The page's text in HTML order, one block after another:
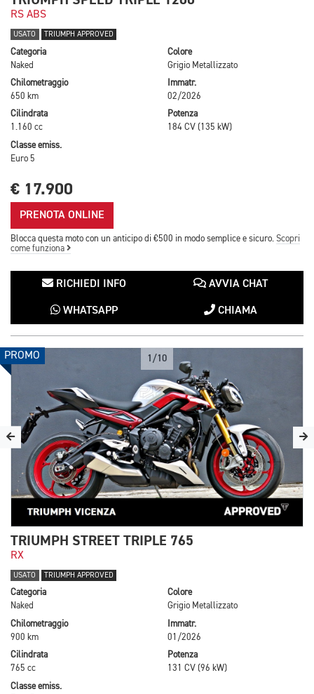
RS ABS
USATO TRIUMPH APPROVED
Categoria
Naked
Colore
Grigio Metallizzato
Chilometraggio
650 km
Immatr.
02/2026
Cilindrata
1.160 cc
Potenza
184 CV (135 kW)
Classe emiss.
Euro 5
€ 17.900
PRENOTA ONLINE
Blocca questa moto con un anticipo di €500 in modo semplice e sicuro. Scopri
come funziona
RICHIEDI INFO AVVIA CHAT
WHATSAPP CHIAMA
PROMO 1/10
TRIUMPH STREET TRIPLE 765
RX
USATO TRIUMPH APPROVED
Categoria
Naked
Colore
Grigio Metallizzato
Chilometraggio
900 km
Immatr.
01/2026
Cilindrata
765 cc
Potenza
131 CV (96 kW)
Classe emiss.